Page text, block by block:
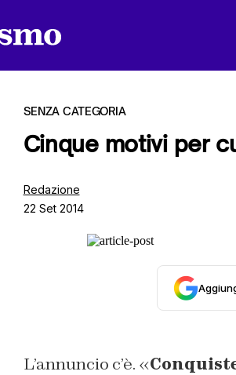
SENZA CATEGORIA
Cinque motivi per
Redazione
22 Set 2014
L’annuncio c’è. «